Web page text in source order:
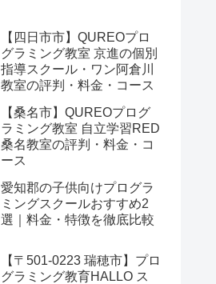
【四日市市】QUREOプロ
グラミング教室 京進の個別
指導スクール・ワン阿倉川
教室の評判・料金・コース
【桑名市】QUREOプログ
ラミング教室 自立学習RED
桑名教室の評判・料金・コ
ース
愛知郡の子供向けプログラ
ミングスクールおすすめ2
選｜料金・特徴を徹底比較
【〒501-0223 瑞穂市】プロ
グラミング教育HALLO ス